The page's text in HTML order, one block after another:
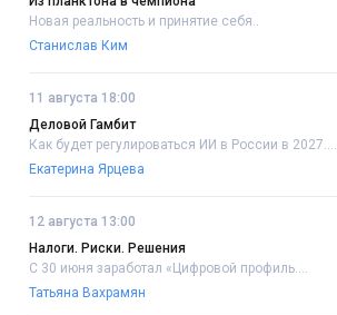
Новая реальность и принятие себя..
Станислав Ким
11 августа 18:00
Деловой Гамбит
Как будет регулироваться ИИ в России в 2027....
Екатерина Ярцева
12 августа 13:00
Налоги. Риски. Решения
С 30 июня заработал «Цифровой профиль....
Татьяна Вахрамян